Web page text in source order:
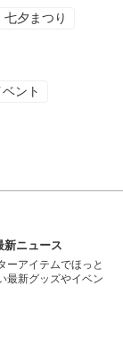
七夕まつり
ント
新ニュース
ーアイテムでほっと
最新グッズやイベン